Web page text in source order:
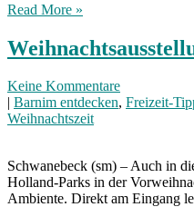
Read More »
Keine Kommentare
Barnim entdecken, Freizeit-
Weihnachtszeit
Schwanebeck (sm) – Auch in
Holland-Parks in der
Ambiente. Direkt am Eingang